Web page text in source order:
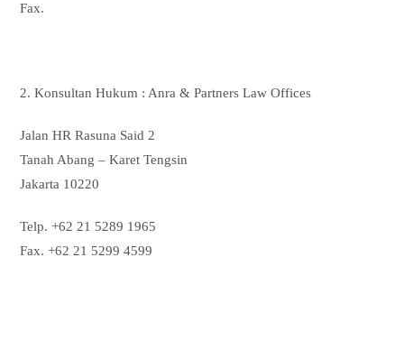
Fax.
2. Konsultan Hukum : Anra & Partners Law Offices
Jalan HR Rasuna Said 2
Tanah Abang – Karet Tengsin
Jakarta 10220
Telp. +62 21 5289 1965
Fax. +62 21 5299 4599